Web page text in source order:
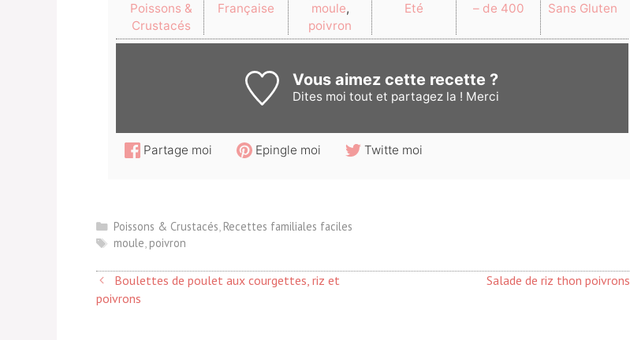
Poissons &
Crustacés
Française
moule,
poivron
Eté
– de 400
Sans Gluten
Vous aimez cette recette ?
Dites moi tout et partagez la ! Merci
Partage moi Epingle moi Twitte moi
Catégories
Poissons & Crustacés, Recettes familiales faciles
Étiquettes
moule, poivron
Boulettes de poulet aux courgettes, riz et
poivrons
Salade de riz thon poivrons